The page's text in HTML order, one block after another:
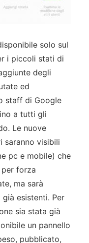
solo sul
i piccoli stati di
degli
ed
staff di Google
a tutti gli
Le nuove
saranno visibili
pc e mobile) che
forza
ma sarà
esistenti. Per
sia stata già
un pannello
pubblicato,